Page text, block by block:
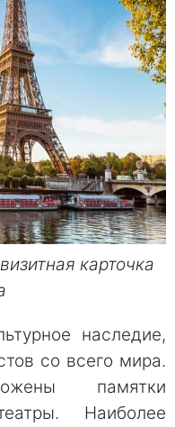
карточка
наследие,
со всего мира.
памятки
Наиболее